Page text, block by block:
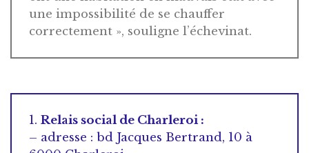
une impossibilité de se chauffer
correctement », souligne l’échevinat.
1. Relais social de Charleroi :
– adresse : bd Jacques Bertrand, 10 à